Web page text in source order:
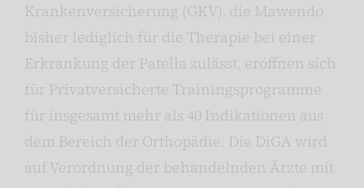
Krankenversicherung (GKV), die Mawendo
bisher lediglich für die Therapie bei einer
Erkrankung der Patella zulässt, eröffnen sich
für Privatversicherte Trainingsprogramme
für insgesamt mehr als 40 Indikationen aus
dem Bereich der Orthopädie. Die DiGA wird
auf Verordnung der behandelnden Ärzte mit